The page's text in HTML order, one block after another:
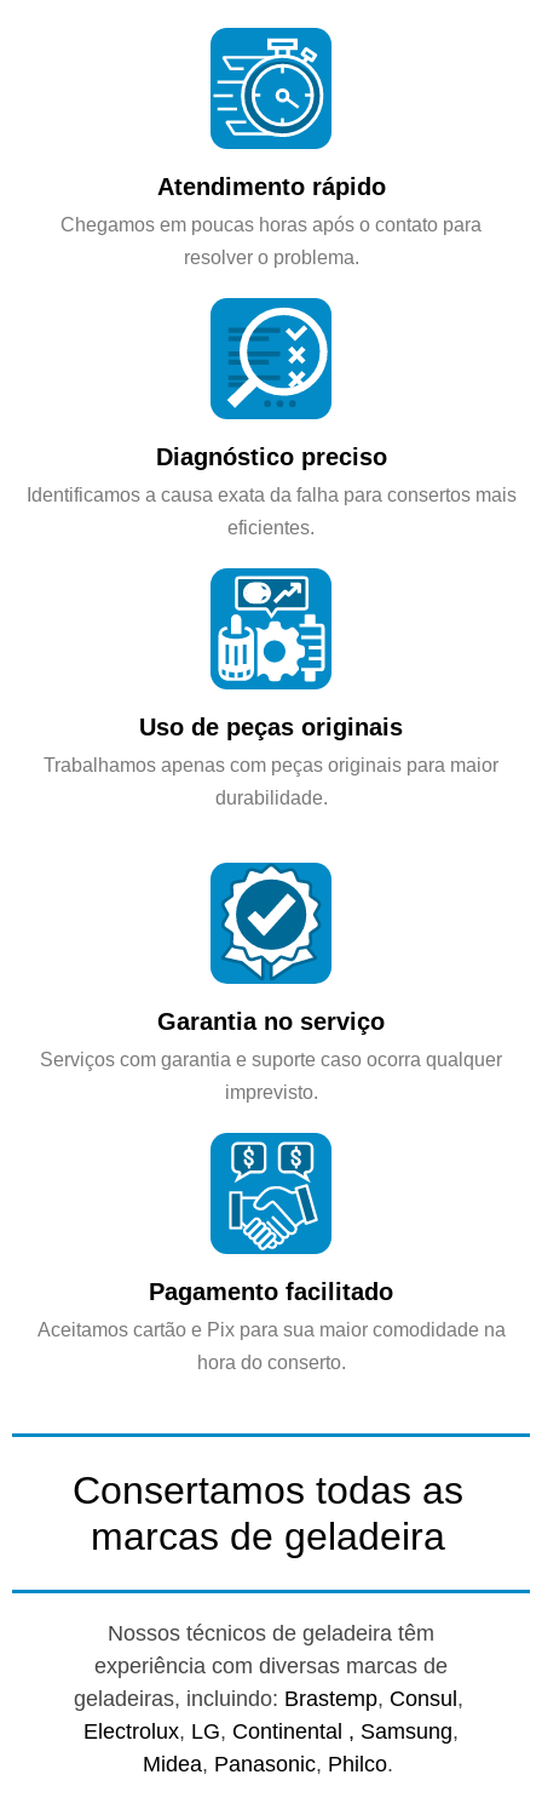
Atendimento rápido
Chegamos em poucas horas após o contato para
resolver o problema.
Diagnóstico preciso
Identificamos a causa exata da falha para consertos mais
eficientes.
Uso de peças originais
Trabalhamos apenas com peças originais para maior
durabilidade.
Garantia no serviço
Serviços com garantia e suporte caso ocorra qualquer
imprevisto.
Pagamento facilitado
Aceitamos cartão e Pix para sua maior comodidade na
hora do conserto.
Consertamos todas as
marcas de geladeira
Nossos técnicos de geladeira têm
experiência com diversas marcas de
geladeiras, incluindo: Brastemp, Consul ,
Electrolux, LG, Continental , Samsung,
Midea, Panasonic, Philco.